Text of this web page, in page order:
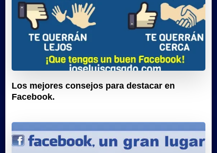
Los mejores consejos para destacar en
Facebook.